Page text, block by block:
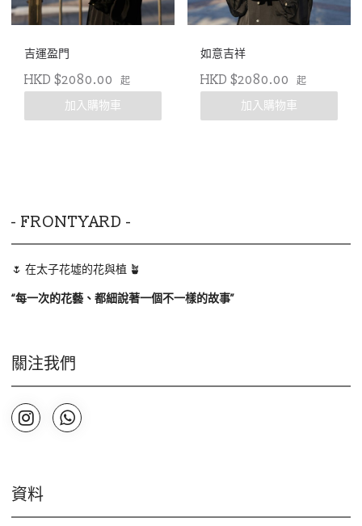
吉運盈門
HKD $2080.00 起
加入購物車
如意吉祥
HKD $2080.00 起
加入購物車
- FRONTYARD -
🌷 在太子花墟的花與植 🪴
“每一次的花藝、都細說著一個不一樣的故事”
關注我們
資料